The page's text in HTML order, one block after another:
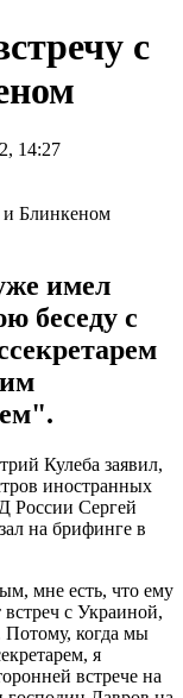
с
14:27
имел
беседу с
Кулеба заявил,
иностранных
Сергей
на брифинге в
мне есть, что ему
встреч с Украиной,
Потому, когда мы
я
встрече на